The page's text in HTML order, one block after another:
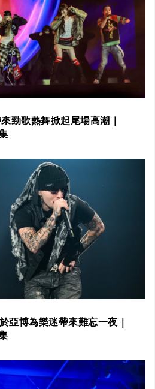
勁歌熱舞掀起尾場高潮｜
亞博為樂迷帶來難忘一夜｜